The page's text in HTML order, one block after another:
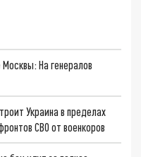
На генералов
Украина в пределах
СВО от военкоров